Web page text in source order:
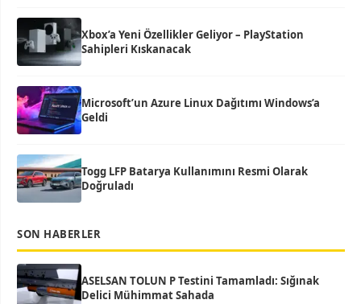
Xbox’a Yeni Özellikler Geliyor – PlayStation
Sahipleri Kıskanacak
Microsoft’un Azure Linux Dağıtımı Windows’a
Geldi
Togg LFP Batarya Kullanımını Resmi Olarak
Doğruladı
SON HABERLER
ASELSAN TOLUN P Testini Tamamladı: Sığınak
Delici Mühimmat Sahada